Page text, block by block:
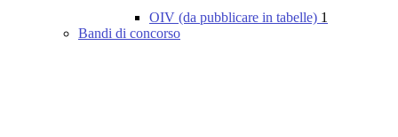
OIV (da pubblicare in tabelle) 1
Bandi di concorso